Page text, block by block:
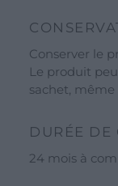
Blog
À propos de
Événements
Visites guidées
Conserver le
Le produit
sachet,
DURÉE DE
24 mois à